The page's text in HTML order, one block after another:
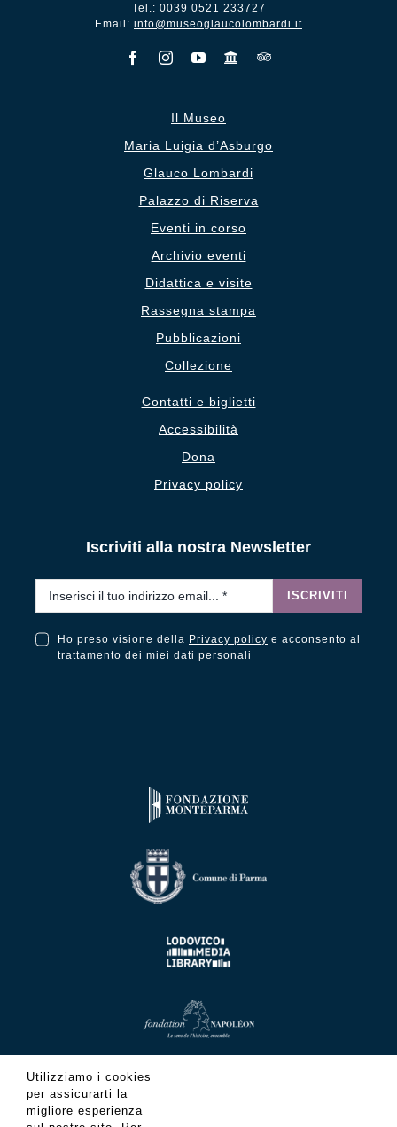
Tel.: 0039 0521 233727
Email: info@museoglaucolombardi.it
Il Museo
Maria Luigia d’Asburgo
Glauco Lombardi
Palazzo di Riserva
Eventi in corso
Archivio eventi
Didattica e visite
Rassegna stampa
Pubblicazioni
Collezione
Contatti e biglietti
Accessibilità
Dona
Privacy policy
Iscriviti alla nostra Newsletter
ISCRIVITI
Ho preso visione della Privacy policy e acconsento al
trattamento dei miei dati personali
Utilizziamo i cookies
per assicurarti la
migliore esperienza